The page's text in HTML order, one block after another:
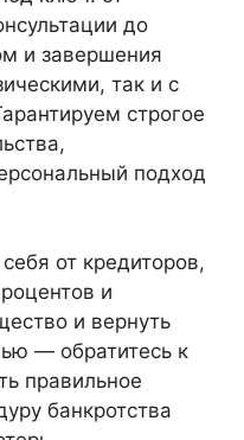
до
и завершения
так и с
строгое
подход
от кредиторов,
и
и вернуть
— обратитесь к
правильное
банкротства